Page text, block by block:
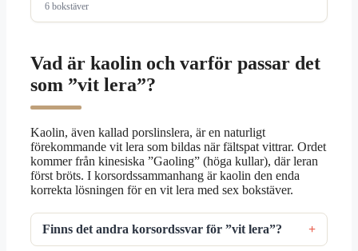
6 bokstäver
Vad är kaolin och varför passar det
som ”vit lera”?
Kaolin, även kallad porslinslera, är en naturligt
förekommande vit lera som bildas när fältspat vittrar. Ordet
kommer från kinesiska ”Gaoling” (höga kullar), där leran
först bröts. I korsordssammanhang är kaolin den enda
korrekta lösningen för en vit lera med sex bokstäver.
Finns det andra korsordssvar för ”vit lera”?